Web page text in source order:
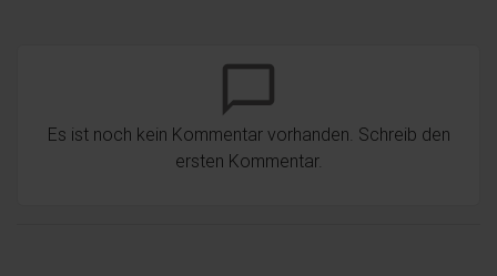
chat_bubble_outline
Es ist noch kein Kommentar vorhanden. Schreib den
ersten Kommentar.